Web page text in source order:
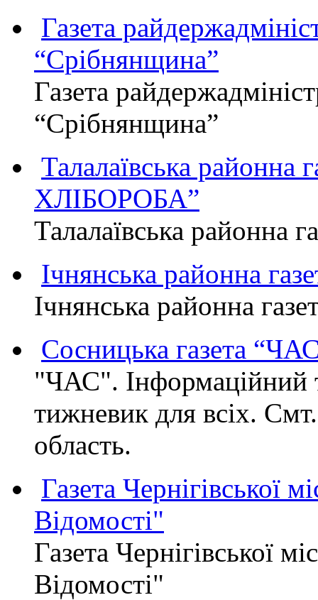
Газета
“Срібнянщина”
Газета
“Срібнянщина”
Талалаївська
ХЛІБОРОБА”
Талалаївська
Ічнянська районна
Ічнянська районна
Сосницька газета
"ЧАС". Інформаційний
тижневик для всіх.
область.
Газета Чернігівської
Відомості"
Газета Чернігівської
Відомості"